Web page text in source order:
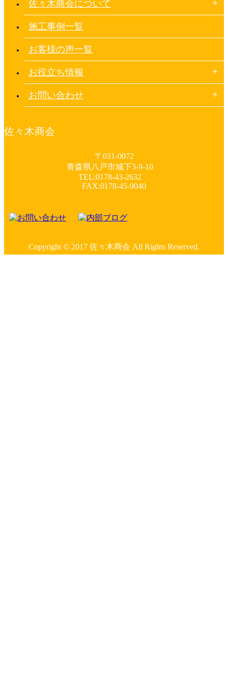
佐々木商会について
施工事例一覧
お客様の声一覧
お役立ち情報
お問い合わせ
佐々木商会
〒031-0072
青森県八戸市城下3-9-10
TEL:0178-43-2632
FAX:0178-45-9040
Copyright © 2017 佐々木商会 All Rights Reserved.